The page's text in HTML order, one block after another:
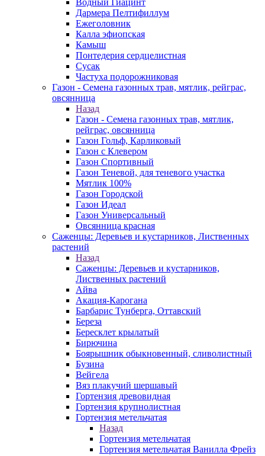
Водный Гиацинт
Дармера Пелтифиллум
Ежеголовник
Калла эфиопская
Камыш
Понтедерия сердцелистная
Сусак
Частуха подорожниковая
Газон - Семена газонных трав, мятлик, рейграс,
овсянница
Назад
Газон - Семена газонных трав, мятлик,
рейграс, овсянница
Газон Гольф, Карликовый
Газон с Клевером
Газон Спортивный
Газон Теневой, для теневого участка
Мятлик 100%
Газон Городской
Газон Идеал
Газон Универсальный
Овсянница красная
Саженцы: Деревьев и кустарников, Лиственных
растений
Назад
Саженцы: Деревьев и кустарников,
Лиственных растений
Айва
Акация-Карогана
Барбарис Тунберга, Оттавский
Береза
Бересклет крылатый
Бирючина
Боярышник обыкновенный, сливолистный
Бузина
Вейгела
Вяз плакучий шершавый
Гортензия древовидная
Гортензия крупнолистная
Гортензия метельчатая
Назад
Гортензия метельчатая
Гортензия метельчатая Ванилла Фрейз